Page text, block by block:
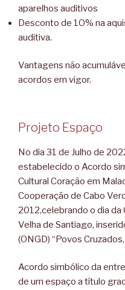
aparelhos auditivos
Desconto de 1O% na
auditiva.
Vantagens não
acordos em vigor.
Projeto Espaço
No dia 31 de Julho de
estabelecido o Acordo
Cultural Coração em
Cooperação de Cabo
2012,celebrando o dia da
Velha de Santiago,
(ONGD) “Povos
Acordo simbólico da
de um espaço a título